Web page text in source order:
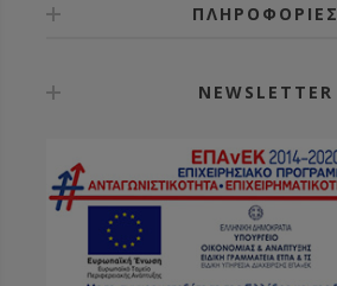
ΠΛΗΡΟΦΟΡΙΕΣ
NEWSLETTER